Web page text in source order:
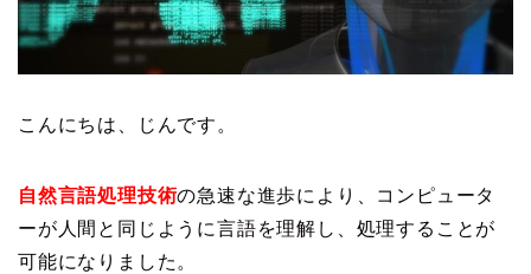
こんにちは、じんです。
自然言語処理技術の急速な進歩により、コンピュータ
ーが人間と同じように言語を理解し、処理することが
可能になりました。